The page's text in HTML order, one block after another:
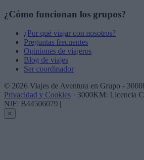
¿Cómo funcionan los grupos?
¿Por qué viajar con nosotros?
Preguntas frecuentes
Opiniones de viajeros
Blog de viajes
Ser coordinador
© 2026 Viajes de Aventura en Grupo -
Privacidad y Cookies · 3000KM: Licencia
NIF: B44506079
×